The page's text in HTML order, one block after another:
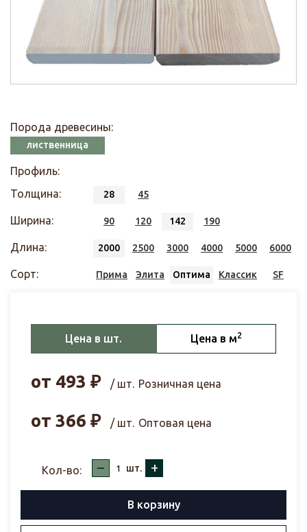
Порода древесины:
лиственница
Профиль:
Толщина:
28 45
Ширина: 90 120 142 190
Длина: 2000 2500 3000 4000 5000 6000
Сорт: Прима Элита Оптима Классик SF
Цена в шт. Цена в м2
от 493 ₽ / шт. Розничная цена
от 366 ₽ / шт. Оптовая цена
Кол-во: – шт. +
В корзину